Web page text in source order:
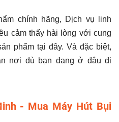
chính hãng, Dịch vụ linh
cảm thấy hài lòng với cung
phẩm tại đây. Và đặc biệt,
nơi dù bạn đang ở đâu đi
- Mua Máy Hút Bụi